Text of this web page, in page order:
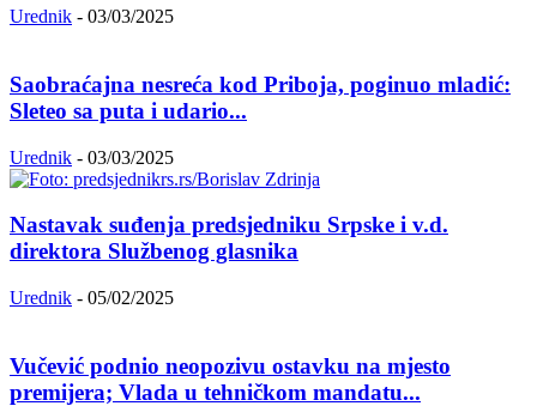
Urednik - 03/03/2025
Saobraćajna nesreća kod Priboja, poginuo mladić:
Sleteo sa puta i udario...
Urednik - 03/03/2025
Nastavak suđenja predsjedniku Srpske i v.d.
direktora Službenog glasnika
Urednik - 05/02/2025
Vučević podnio neopozivu ostavku na mjesto
premijera; Vlada u tehničkom mandatu...